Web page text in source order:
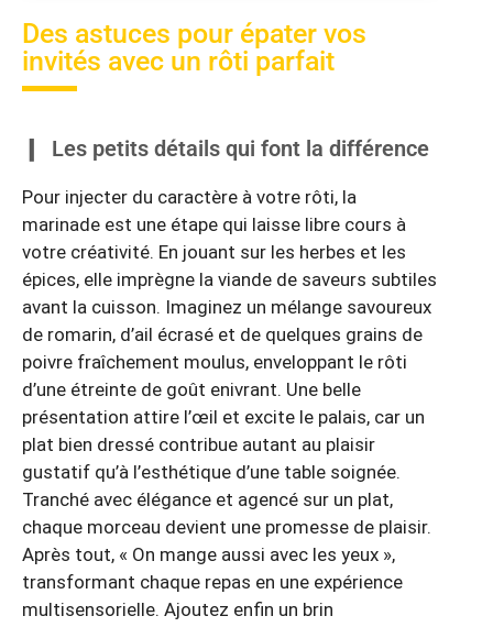
Des astuces pour épater vos
invités avec un rôti parfait
Les petits détails qui font la différence
Pour injecter du caractère à votre rôti, la
marinade est une étape qui laisse libre cours à
votre créativité. En jouant sur les herbes et les
épices, elle imprègne la viande de saveurs subtiles
avant la cuisson. Imaginez un mélange savoureux
de romarin, d’ail écrasé et de quelques grains de
poivre fraîchement moulus, enveloppant le rôti
d’une étreinte de goût enivrant. Une belle
présentation attire l’œil et excite le palais, car un
plat bien dressé contribue autant au plaisir
gustatif qu’à l’esthétique d’une table soignée.
Tranché avec élégance et agencé sur un plat,
chaque morceau devient une promesse de plaisir.
Après tout, « On mange aussi avec les yeux »,
transformant chaque repas en une expérience
multisensorielle. Ajoutez enfin un brin